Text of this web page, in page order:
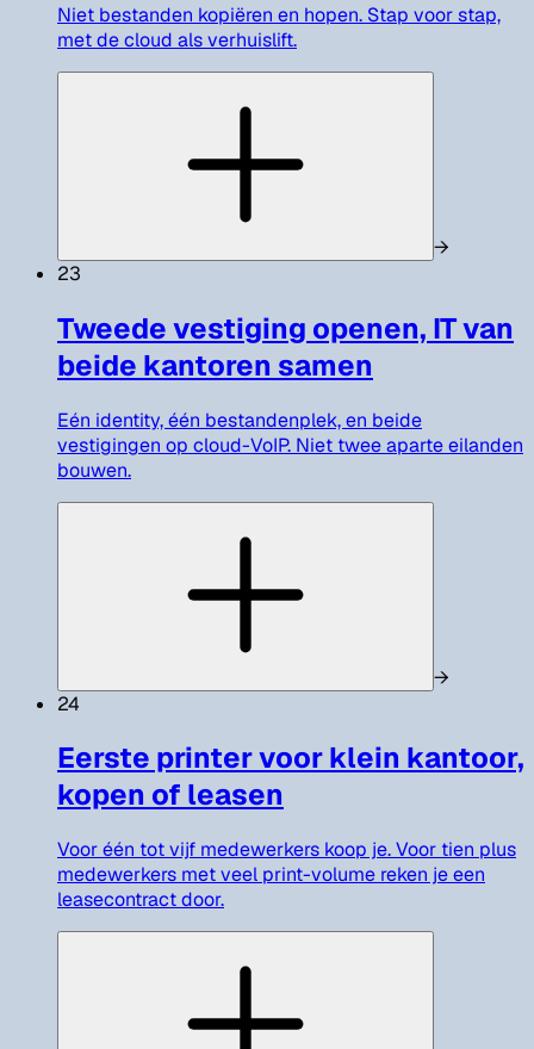
Niet bestanden kopiëren en hopen. Stap voor stap,
met de cloud als verhuislift.
→
23
Tweede vestiging openen, IT van
beide kantoren samen
Eén identity, één bestandenplek, en beide
vestigingen op cloud-VoIP. Niet twee aparte eilanden
bouwen.
→
24
Eerste printer voor klein kantoor,
kopen of leasen
Voor één tot vijf medewerkers koop je. Voor tien plus
medewerkers met veel print-volume reken je een
leasecontract door.